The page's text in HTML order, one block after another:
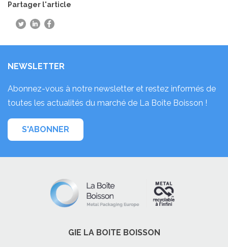
Partager l'article
NEWSLETTER
Abonnez-vous à notre newsletter et restez informés de
toutes les actualités du marché de La Boîte Boisson !
S'ABONNER
GIE LA BOITE BOISSON